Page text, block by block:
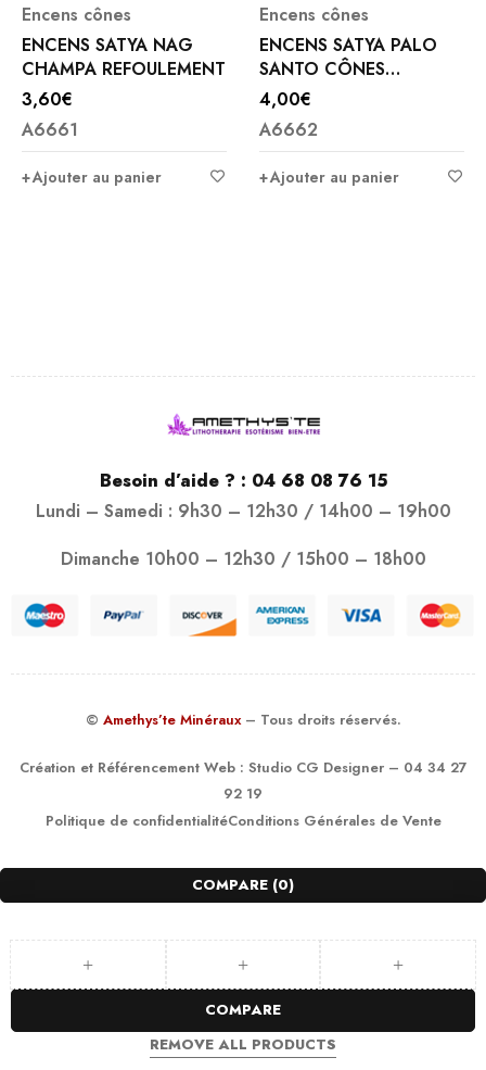
Encens cônes
ENCENS SATYA NAG
CHAMPA REFOULEMENT
3,60€
A6661
Ajouter au panier
Encens cônes
ENCENS SATYA PALO
SANTO CÔNES
REFOULEMENT
4,00€
A6662
Ajouter au panier
Besoin d’aide ? : 04 68 08 76 15
Lundi – Samedi : 9h30 – 12h30 / 14h00 – 19h00
Dimanche 10h00 – 12h30 / 15h00 – 18h00
© Amethys’te Minéraux – Tous droits réservés.
Création et Référencement Web : Studio CG Designer– 04 34 27
92 19
Politique de confidentialitéConditions Générales de Vente
COMPARE (0)
COMPARE
REMOVE ALL PRODUCTS